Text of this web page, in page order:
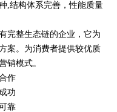
,结构体系完善，性能质量
完整生态链的企业，它为
案。为消费者提供较优质
销模式。
作
功
靠